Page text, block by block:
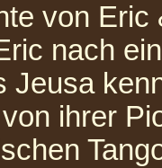
von Eric
nach
Jeusa
ihrer